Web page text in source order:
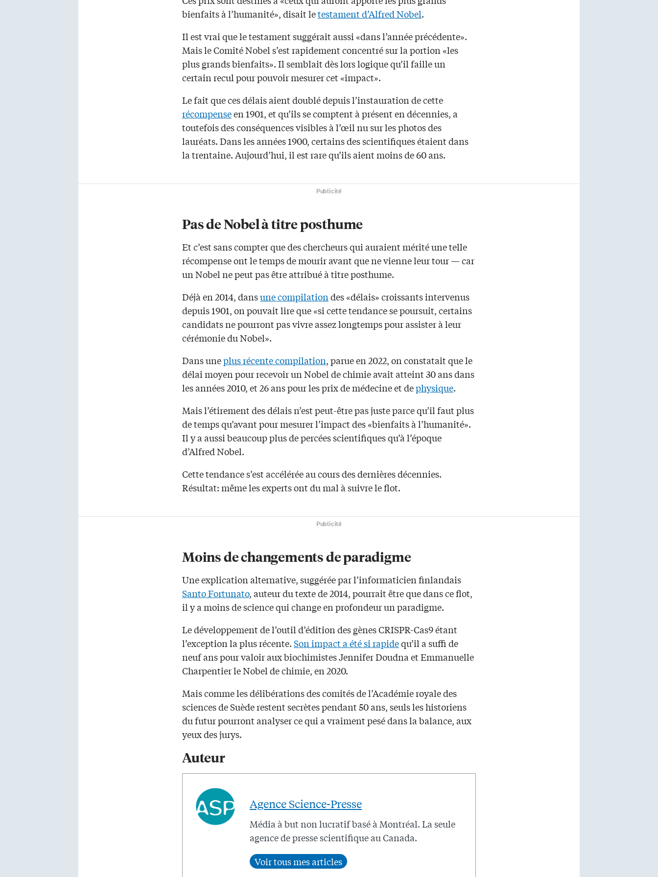
bienfaits à l’humanité», disait letestament d’Alfred Nobel.
Il est vrai que le testament suggérait aussi «dans l’année précédente».
Mais le Comité Nobel s’est rapidement concentré sur la portion «les
plus grands bienfaits». Il semblait dès lors logique qu’il faille un
certain recul pour pouvoir mesurer cet «impact».
Le fait que ces délais aient doublé depuis l’instauration de cette
récompenseen 1901, et qu’ils se comptent à présent en décennies, a
toutefois des conséquences visibles à l’œil nu sur les photos des
lauréats. Dans les années 1900, certains des scientifiques étaient dans
la trentaine. Aujourd’hui, il est rare qu’ils aient moins de 60 ans.
Publicité
Pas de Nobel à titre posthume
Et c’est sans compter que des chercheurs qui auraient mérité une telle
récompense ont le temps de mourir avant que ne vienne leur tour — car
un Nobel ne peut pas être attribué à titre posthume.
Déjà en 2014, dansune compilationdes «délais» croissants intervenus
depuis 1901, on pouvait lire que «si cette tendance se poursuit, certains
candidats ne pourront pas vivre assez longtemps pour assister à leur
cérémonie du Nobel».
Dans uneplus récente compilation, parue en 2022, on constatait que le
délai moyen pour recevoir un Nobel de chimie avait atteint 30 ans dans
les années 2010, et 26 ans pour les prix de médecine et dephysique.
Mais l’étirement des délais n’est peut-être pas juste parce qu’il faut plus
de temps qu’avant pour mesurer l’impact des «bienfaits à l’humanité».
Il y a aussi beaucoup plus de percées scientifiques qu’à l’époque
d’Alfred Nobel.
Cette tendance s’est accélérée au cours des dernières décennies.
Résultat: même les experts ont du mal à suivre le flot.
Publicité
Moins de changements de paradigme
Une explication alternative, suggérée par l’informaticien finlandais
Santo Fortunato, auteur du texte de 2014, pourrait être que dans ce flot,
il y a moins de science qui change en profondeur un paradigme.
Le développement de l’outil d’édition des gènes CRISPR-Cas9 étant
l’exception la plus récente.Son impact a été si rapidequ’il a suffi de
neuf ans pour valoir aux biochimistes Jennifer Doudna et Emmanuelle
Charpentier le Nobel de chimie, en 2020.
Mais comme les délibérations des comités de l’Académie royale des
sciences de Suède restent secrètes pendant 50 ans, seuls les historiens
du futur pourront analyser ce qui a vraiment pesé dans la balance, aux
yeux des jurys.
Auteur
Agence Science-Presse
Média à but non lucratif basé à Montréal. La seule
agence de presse scientifique au Canada.